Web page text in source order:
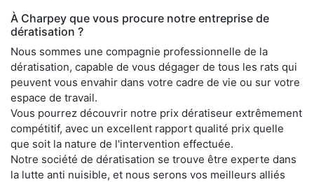
À Charpey que vous procure notre entreprise de
dératisation ?
Nous sommes une compagnie professionnelle de la
dératisation, capable de vous dégager de tous les rats qui
peuvent vous envahir dans votre cadre de vie ou sur votre
espace de travail.
Vous pourrez découvrir notre prix dératiseur extrêmement
compétitif, avec un excellent rapport qualité prix quelle
que soit la nature de l'intervention effectuée.
Notre société de dératisation se trouve être experte dans
la lutte anti nuisible, et nous serons vos meilleurs alliés